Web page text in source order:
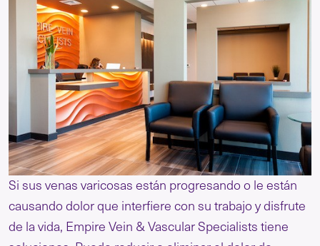
Si sus venas varicosas están progresando o le están
causando dolor que interfiere con su trabajo y disfrute
de la vida, Empire Vein & Vascular Specialists tiene